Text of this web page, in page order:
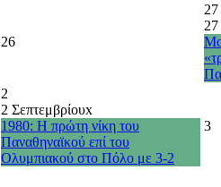
26
27
2
2 Σεπτεμβρίουx
1980: Η πρώτη νίκη του
Παναθηναϊκού επί του
Ολυμπιακού στο Πόλο με 3-2
3